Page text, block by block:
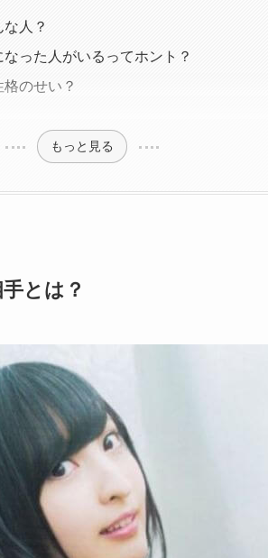
人？
った人がいるってホント？
のせい？
もっと見る
とは？